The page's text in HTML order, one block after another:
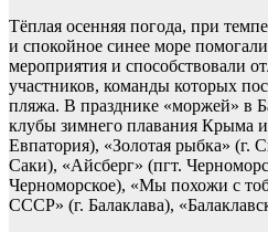
Тёплая осенняя погода, при
и спокойное синее море
мероприятия и способствовали
участников, команды которых
пляжа. В празднике «моржей» в
клубы зимнего плавания Крыма
Евпатория), «Золотая рыбка» (г.
Саки), «Айсберг» (пгт.
Черноморское), «Мы похожи с
СССР» (г. Балаклава),